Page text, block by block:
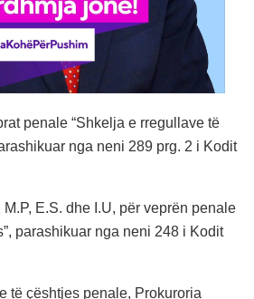
penale “Shkelja e rregullave të
nga neni 289 prg. 2 i Kodit
E.S. dhe I.U, për veprën penale
parashikuar nga neni 248 i Kodit
të çështjes penale, Prokuroria